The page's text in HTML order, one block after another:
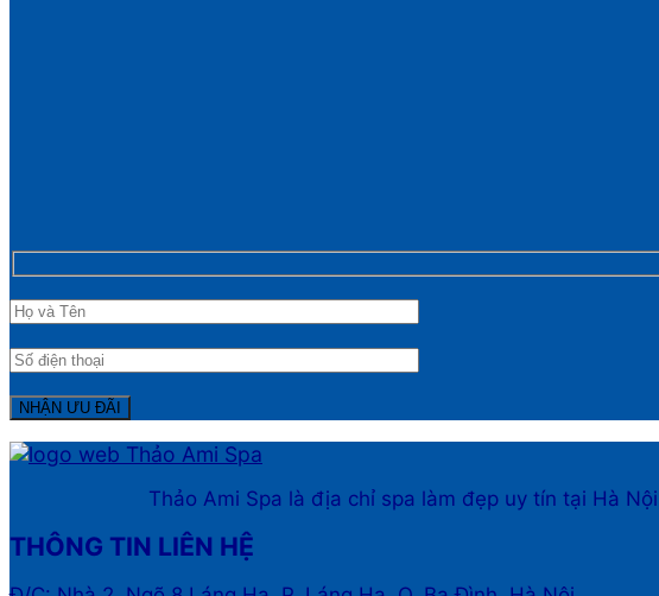
Thảo Ami Spa là địa chỉ spa làm đẹp uy tín tại Hà
THÔNG TIN LIÊN HỆ